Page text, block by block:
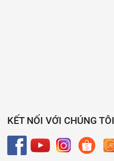
KẾT NỐI VỚI CHÚNG TÔI